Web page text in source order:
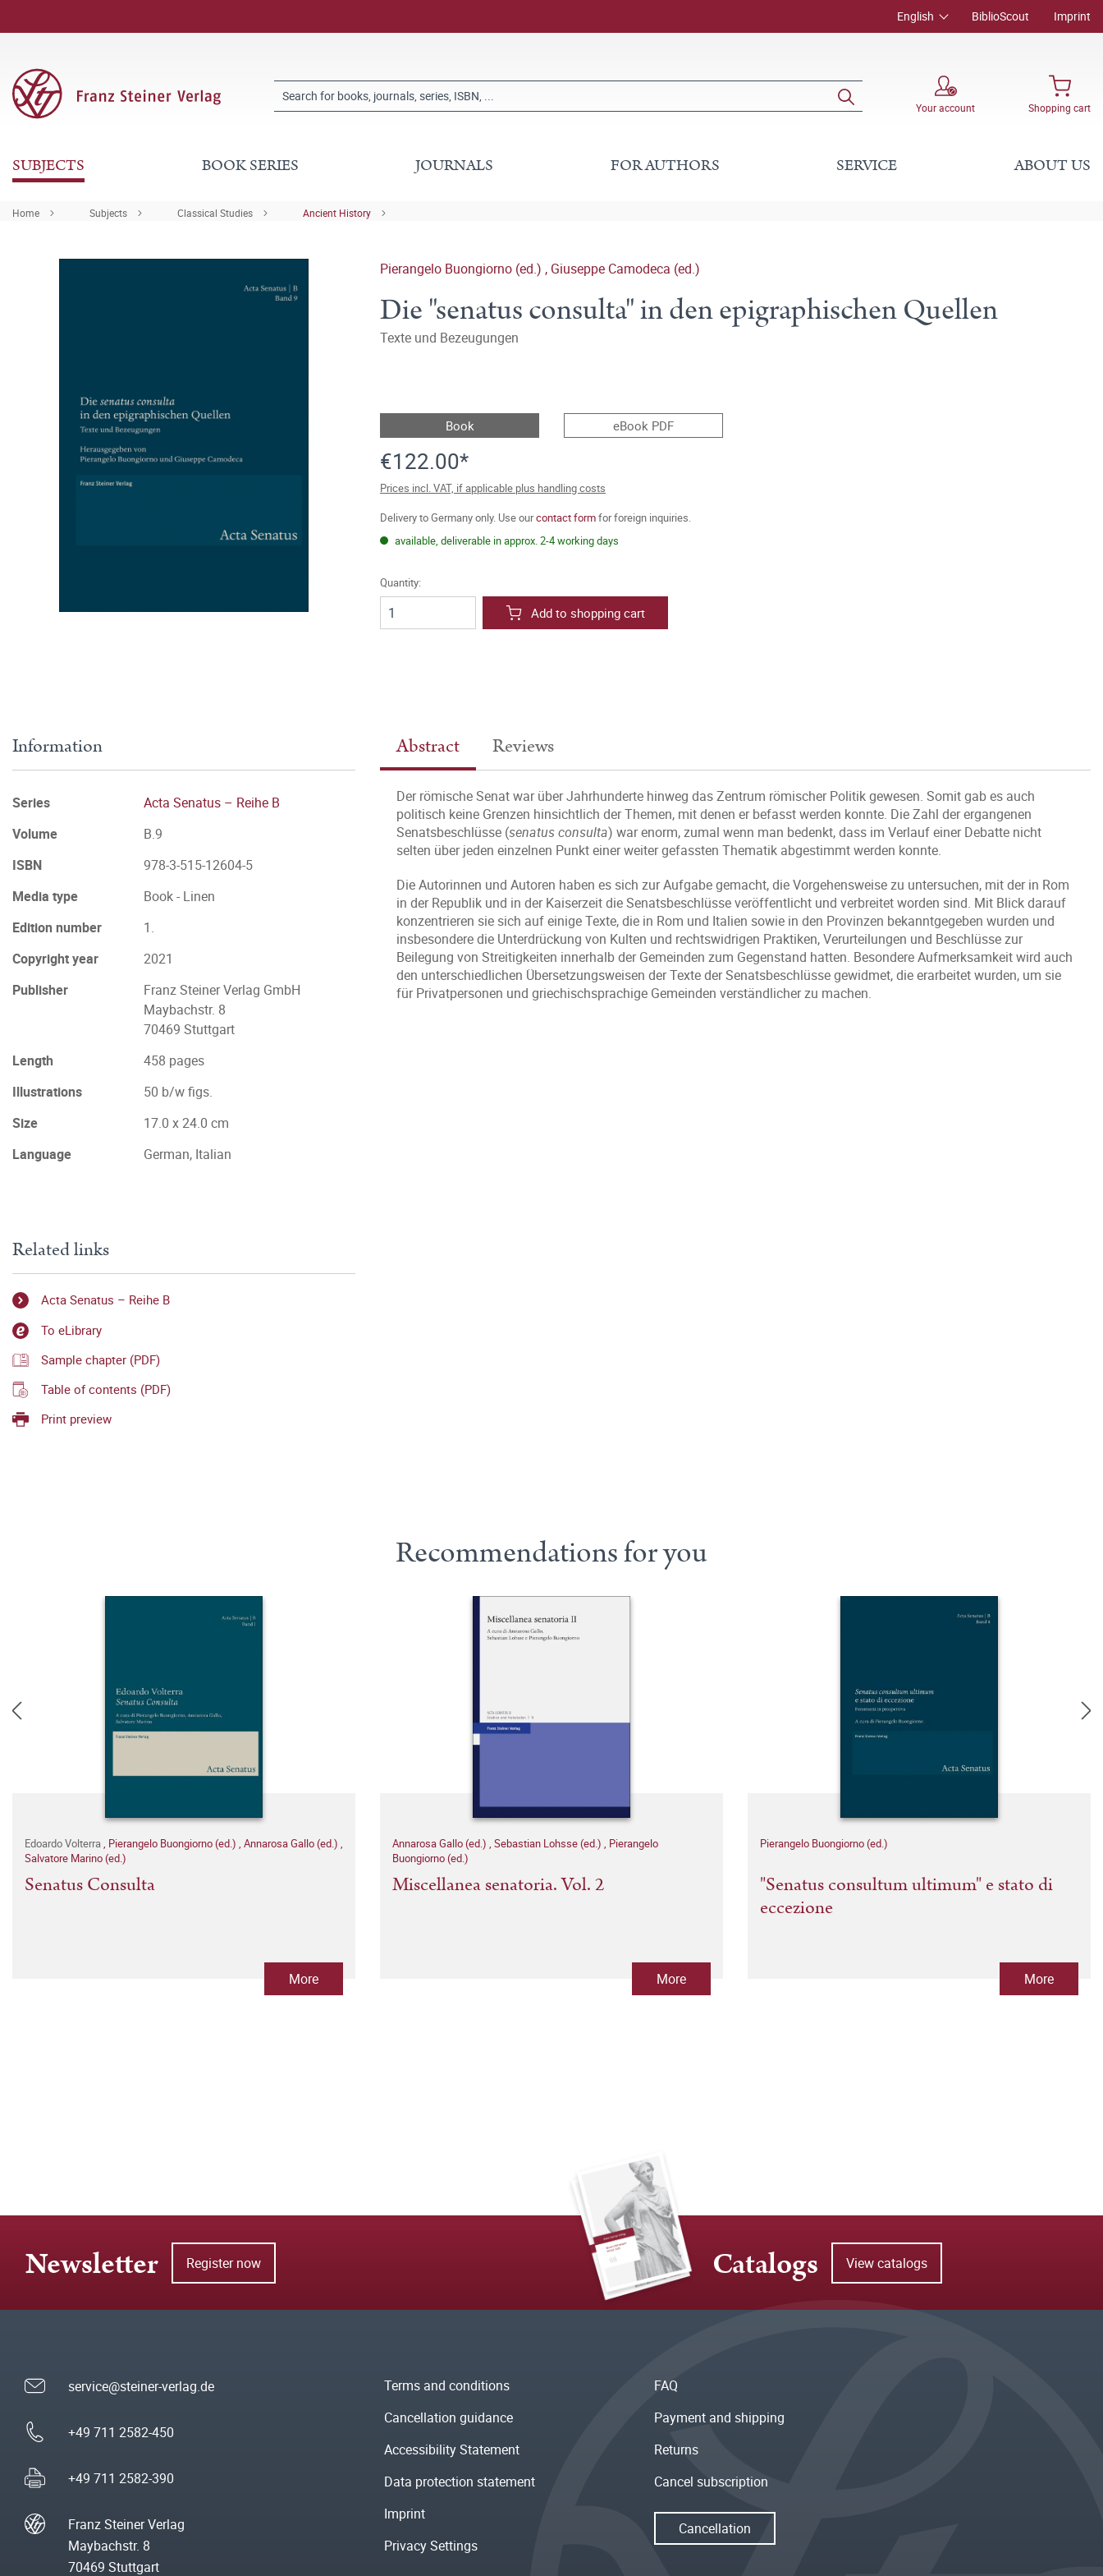
English BiblioScout Imprint
Your account Shopping cart
SUBJECTS BOOK SERIES JOURNALS FOR AUTHORS SERVICE ABOUT US
Home Subjects Classical Studies Ancient History
Pierangelo Buongiorno (ed.) , Giuseppe Camodeca (ed.)
Die "senatus consulta" in den epigraphischen Quellen
Texte und Bezeugungen
Book eBook PDF
€122.00*
Prices incl. VAT, if applicable plus handling costs
Delivery to Germany only. Use ourcontact formfor foreign inquiries.
available, deliverable in approx. 2-4 working days
Quantity:
Add to shopping cart
Abstract Reviews
Der römische Senat war über Jahrhunderte hinweg das Zentrum römischer Politik gewesen. Somit gab es auch
politisch keine Grenzen hinsichtlich der Themen, mit denen er befasst werden konnte. Die Zahl der ergangenen
Senatsbeschlüsse (senatus consulta) war enorm, zumal wenn man bedenkt, dass im Verlauf einer Debatte nicht
selten über jeden einzelnen Punkt einer weiter gefassten Thematik abgestimmt werden konnte.
Die Autorinnen und Autoren haben es sich zur Aufgabe gemacht, die Vorgehensweise zu untersuchen, mit der in Rom
in der Republik und in der Kaiserzeit die Senatsbeschlüsse veröffentlicht und verbreitet worden sind. Mit Blick darauf
konzentrieren sie sich auf einige Texte, die in Rom und Italien sowie in den Provinzen bekanntgegeben wurden und
insbesondere die Unterdrückung von Kulten und rechtswidrigen Praktiken, Verurteilungen und Beschlüsse zur
Beilegung von Streitigkeiten innerhalb der Gemeinden zum Gegenstand hatten. Besondere Aufmerksamkeit wird auch
den unterschiedlichen Übersetzungsweisen der Texte der Senatsbeschlüsse gewidmet, die erarbeitet wurden, um sie
für Privatpersonen und griechischsprachige Gemeinden verständlicher zu machen.
Information
Series
Acta Senatus – Reihe B
Volume
B.9
ISBN
978-3-515-12604-5
Media type
Book - Linen
Edition number
1.
Copyright year
2021
Publisher
Franz Steiner Verlag GmbH
Maybachstr. 8
70469 Stuttgart
Length
458 pages
Illustrations
50 b/w figs.
Size
17.0 x 24.0 cm
Language
German, Italian
Related links
Acta Senatus – Reihe B
To eLibrary
Sample chapter (PDF)
Table of contents (PDF)
Print preview
Recommendations for you
Edoardo Volterra, Pierangelo Buongiorno (ed.) , Annarosa Gallo (ed.) ,
Salvatore Marino (ed.)
Senatus Consulta
More
Annarosa Gallo (ed.) , Sebastian Lohsse (ed.) , Pierangelo
Buongiorno (ed.)
Miscellanea senatoria. Vol. 2
More
Pierangelo Buongiorno (ed.)
"Senatus consultum ultimum" e stato di
eccezione
More
Newsletter Register now Catalogs View catalogs
service@steiner-verlag.de
+49 711 2582-450
+49 711 2582-390
Franz Steiner Verlag
Maybachstr. 8
70469 Stuttgart
Terms and conditions
Cancellation guidance
Accessibility Statement
Data protection statement
Imprint
Privacy Settings
FAQ
Payment and shipping
Returns
Cancel subscription
Cancellation